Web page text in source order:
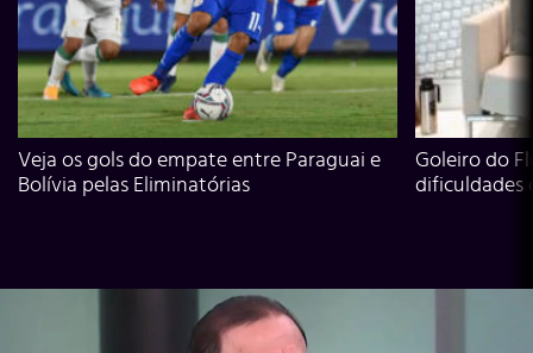
Veja os gols do empate entre Paraguai e
Bolívia pelas Eliminatórias
Goleiro do
dificuldades